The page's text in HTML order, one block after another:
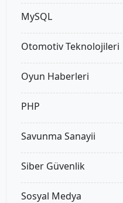
MySQL
Otomotiv Teknolojileri
Oyun Haberleri
PHP
Savunma Sanayii
Siber Güvenlik
Sosyal Medya